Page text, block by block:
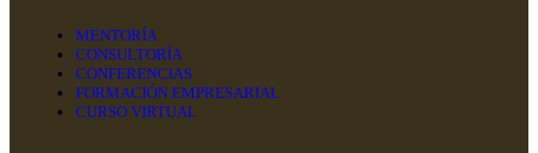
MENTORÍA
CONSULTORÍA
CONFERENCIAS
FORMACIÓN EMPRESARIAL
CURSO VIRTUAL